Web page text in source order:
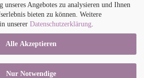
unseres Angebotes zu analysieren und Ihnen
bieten zu können. Weitere
unserer Datenschutzerklärung
Alle Akzeptieren
Nur Notwendige
MIT